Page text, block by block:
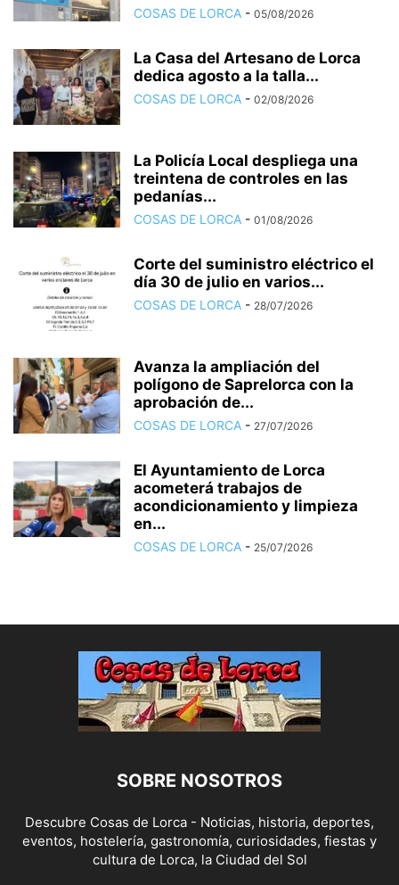
COSAS DE LORCA - 05/08/2026
La Casa del Artesano de Lorca
dedica agosto a la talla...
COSAS DE LORCA - 02/08/2026
La Policía Local despliega una
treintena de controles en las
pedanías...
COSAS DE LORCA - 01/08/2026
Corte del suministro eléctrico el
día 30 de julio en varios...
COSAS DE LORCA - 28/07/2026
Avanza la ampliación del
polígono de Saprelorca con la
aprobación de...
COSAS DE LORCA - 27/07/2026
El Ayuntamiento de Lorca
acometerá trabajos de
acondicionamiento y limpieza
en...
COSAS DE LORCA - 25/07/2026
SOBRE NOSOTROS
Descubre Cosas de Lorca - Noticias, historia, deportes,
eventos, hostelería, gastronomía, curiosidades, fiestas y
cultura de Lorca, la Ciudad del Sol